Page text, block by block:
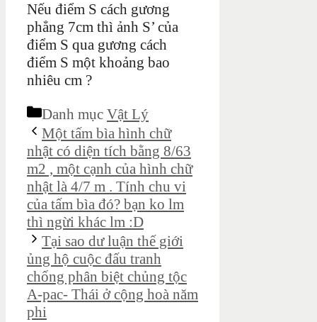
Nếu điểm S cách gương
phẳng 7cm thì ảnh S’ của
điểm S qua gương cách
điểm S một khoảng bao
nhiêu cm ?
Danh mục Vật Lý
Một tấm bìa hình chữ
nhật có diện tích bằng 8/63
m2 , một cạnh của hình chữ
nhật là 4/7 m . Tính chu vi
của tấm bìa đó? bạn ko lm
thì ngừi khác lm :D
Tại sao dư luận thế giới
ủng hộ cuộc đấu tranh
chống phân biệt chủng tộc
A-pac- Thái ở cộng hoà năm
phi